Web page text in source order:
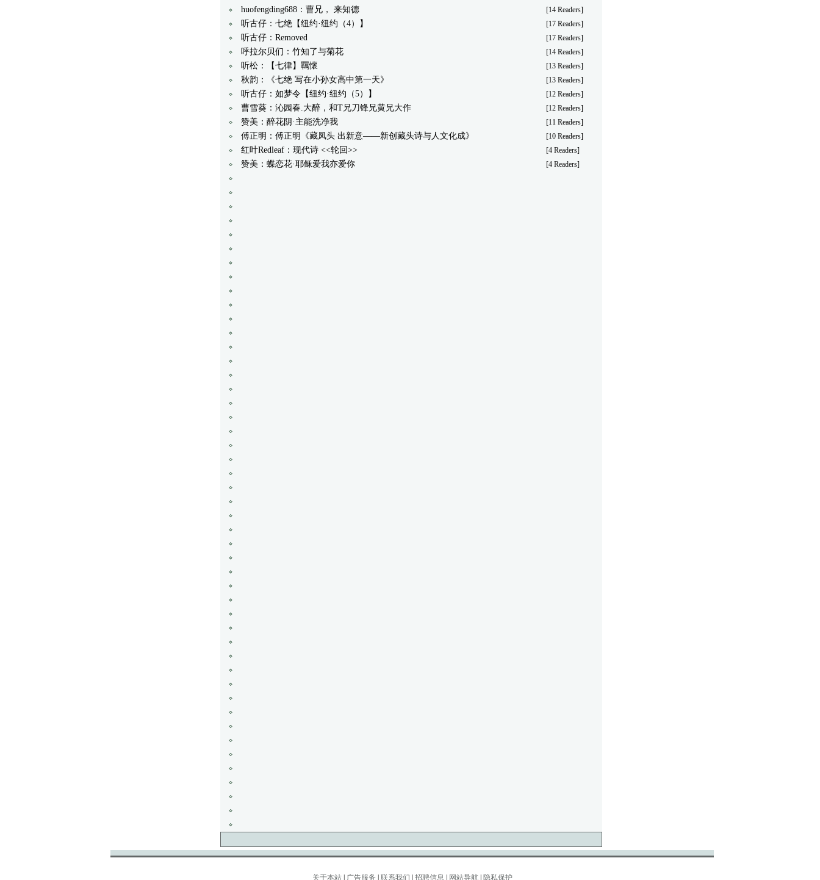
huofengding688：曹兄， 来知德 [14 Readers]
听古仔：七绝【纽约·纽约（4）】 [17 Readers]
听古仔：Removed [17 Readers]
呼拉尔贝们：竹知了与菊花 [14 Readers]
听松：【七律】羈懷 [13 Readers]
秋韵：《七绝 写在小孙女高中第一天》 [13 Readers]
听古仔：如梦令【纽约·纽约（5）】 [12 Readers]
曹雪葵：沁园春.大醉，和T兄刀锋兄黄兄大作 [12 Readers]
赞美：醉花阴·主能洗净我 [11 Readers]
傅正明：傅正明《藏凤头 出新意——新创藏头诗与人文化成》 [10 Readers]
红叶Redleaf：现代诗 <<轮回>> [4 Readers]
赞美：蝶恋花·耶稣爱我亦爱你 [4 Readers]
关于本站| 广告服务 联系我们 招聘信息 网站导航| 隐私保护